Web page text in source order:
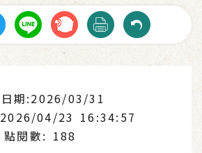
日期:2026/03/31
04/23 16:34:57
點閱數: 188